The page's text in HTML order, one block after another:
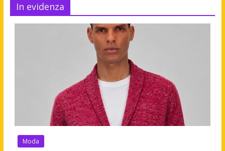
In evidenza
Moda